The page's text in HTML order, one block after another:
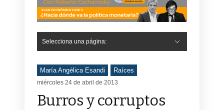
Selecciona una página:
María Angélica Esandi Raíces
miércoles 24 de abril de 2013
Burros y corruptos